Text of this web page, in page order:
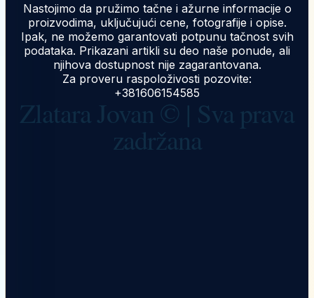
Nastojimo da pružimo tačne i ažurne informacije o
proizvodima, uključujući cene, fotografije i opise.
Ipak, ne možemo garantovati potpunu tačnost svih
podataka. Prikazani artikli su deo naše ponude, ali
njihova dostupnost nije zagarantovana.
Za proveru raspoloživosti pozovite:
+381606154585
Zlatara Jovan © | Sva prava
zadržana